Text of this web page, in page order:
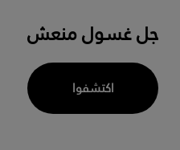
جل غسول منعش
اكتشفوا